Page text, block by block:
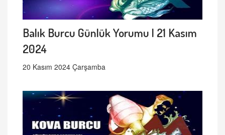
Balık Burcu Günlük Yorumu | 21 Kasım
2024
20 Kasım 2024 Çarşamba